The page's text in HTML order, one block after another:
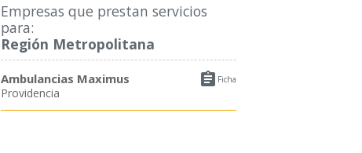
Empresas que prestan servicios
para:
Región Metropolitana
 Ficha
Ambulancias Maximus
Providencia